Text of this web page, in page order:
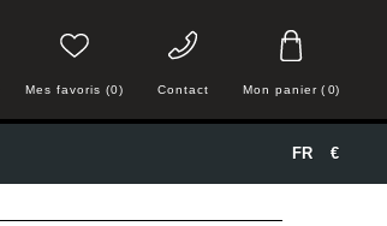
Mon panier ( 0)
Contact
Mes favoris (0)
€
FR